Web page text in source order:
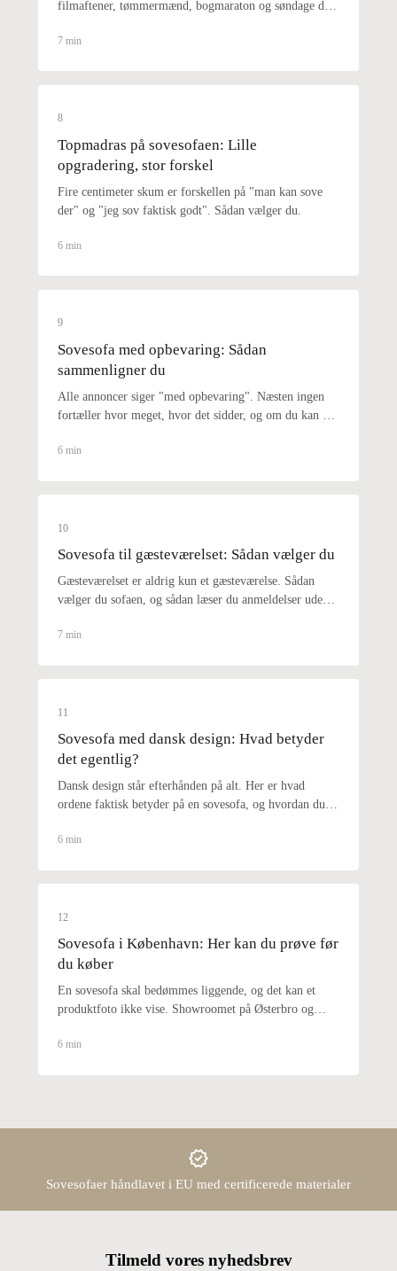
filmaftener, tømmermænd, bogmaraton og søndage der
7 min
8
Topmadras på sovesofaen: Lille
opgradering, stor forskel
Fire centimeter skum er forskellen på "man kan sove
der" og "jeg sov faktisk godt". Sådan vælger du.
6 min
9
Sovesofa med opbevaring: Sådan
sammenligner du
Alle annoncer siger "med opbevaring". Næsten ingen
fortæller hvor meget, hvor det sidder, og om du kan nå
6 min
10
Sovesofa til gæsteværelset: Sådan vælger du
Gæsteværelset er aldrig kun et gæsteværelse. Sådan
vælger du sofaen, og sådan læser du anmeldelser uden
7 min
11
Sovesofa med dansk design: Hvad betyder
det egentlig?
Dansk design står efterhånden på alt. Her er hvad
ordene faktisk betyder på en sovesofa, og hvordan du
6 min
12
Sovesofa i København: Her kan du prøve før
du køber
En sovesofa skal bedømmes liggende, og det kan et
produktfoto ikke vise. Showroomet på Østerbro og
6 min
Sovesofaer håndlavet i EU med certificerede materialer
Tilmeld vores nyhedsbrev